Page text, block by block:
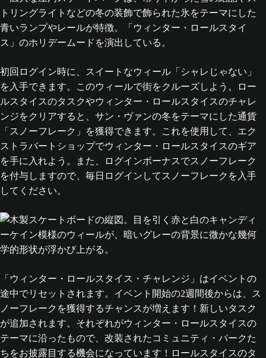
初回ログイン時に、スイートなウィール「シャレじゃない」
を入手できます。このウィールで街をクルーズしよう。ロー
ルスタイスのタスクやウィンター・ロールスタイスのチャレ
ンジをクリアすると、サン・ヴァンの冬をテーマにした通貨
「スノーフレーク」を獲得できます。これを使用して、エク
ストラバートショップでウィンター・ロールスタイスのギア
を手に入れよう。また、ログインボーナスでスノーフレーク
を付与しますので、毎日ログインしてスノーフレークを入手
してください。
「ウィンター・ロールスタイス・チャレンジ」はイベントの
途中でリセットされます。イベント開始の2週間後からは、ス
ノーフレークを獲得するチャンスが増えます！新しいタスク
が追加されます。それぞれがウィンター・ロールスタイスの
テーマに沿ったもので、改装されたコミュニティ・パークた
ちをお披露目する機会になっています！ロールスタイスのタ